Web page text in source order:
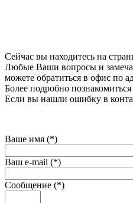
Сейчас вы находитесь на
Любые Ваши вопросы и
можете обратиться в офис по
Более подробно
Если вы нашли ошибку в
Ваше имя (*)
Ваш e-mail (*)
Сообщение (*)